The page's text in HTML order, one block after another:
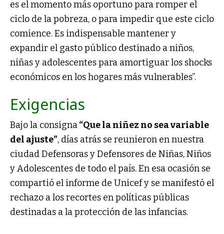
es el momento más oportuno para romper el
ciclo de la pobreza, o para impedir que este ciclo
comience. Es indispensable mantener y
expandir el gasto público destinado a niños,
niñas y adolescentes para amortiguar los shocks
económicos en los hogares más vulnerables”.
Exigencias
Bajo la consigna“Que la niñez no sea variable
del ajuste”, días atrás se reunieron en nuestra
ciudad Defensoras y Defensores de Niñas, Niños
y Adolescentes de todo el país. En esa ocasión se
compartió el informe de Unicef y se manifestó el
rechazo a los recortes en políticas públicas
destinadas a la protección de las infancias.